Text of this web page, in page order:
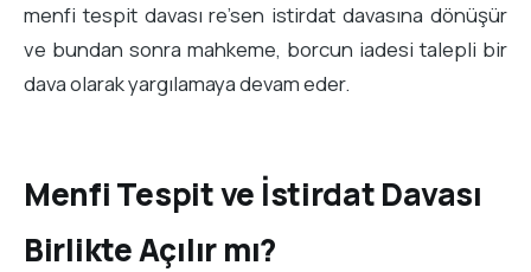
menfi tespit davası re’sen istirdat davasına dönüşür
ve bundan sonra mahkeme, borcun iadesi talepli bir
dava olarak yargılamaya devam eder.
Menfi Tespit ve İstirdat Davası
Birlikte Açılır mı?